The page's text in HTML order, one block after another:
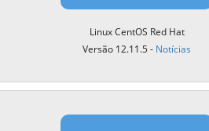
Linux CentOS Red Hat
Versão 12.11.5 - Notícias